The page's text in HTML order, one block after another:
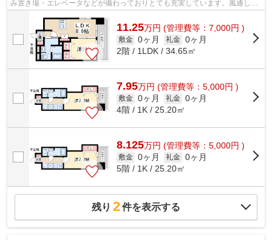
み置き場・エレベータなどが備わっておりとても充実しています。風通しが
11.25万円 (管理費等：7,000円 )
敷金 0ヶ月 礼金 0ヶ月
2階 / 1LDK / 34.65㎡
7.95万円 (管理費等：5,000円 )
敷金 0ヶ月 礼金 0ヶ月
4階 / 1K / 25.20㎡
8.125万円 (管理費等：5,000円 )
敷金 0ヶ月 礼金 0ヶ月
5階 / 1K / 25.20㎡
残り 2件を表示する